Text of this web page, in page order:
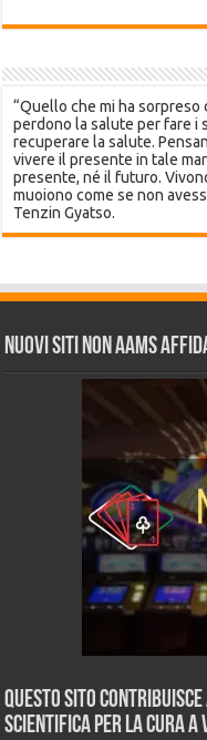
“Quello che mi ha sorpreso
perdono la salute per fare i
recuperare la salute.
vivere il presente in tale
presente, né il futuro.
muoiono come se non
Tenzin Gyatso.
Nuovi siti non AAMS
Questo sito
scientifica per la cura a